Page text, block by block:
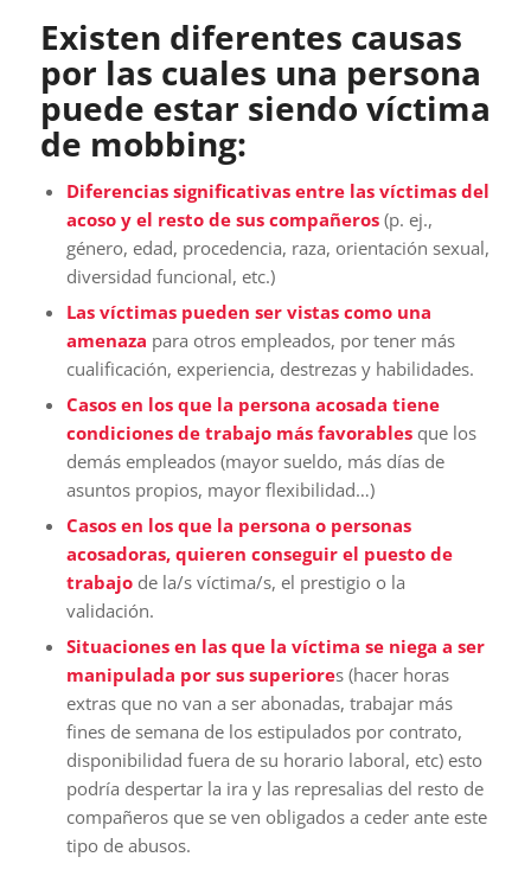
Existen diferentes causas
por las cuales una persona
puede estar siendo víctima
de mobbing:
Diferencias significativas entre las víctimas del
acoso y el resto de sus compañeros (p. ej.,
género, edad, procedencia, raza, orientación sexual,
diversidad funcional, etc.)
Las víctimas pueden ser vistas como una
amenaza para otros empleados, por tener más
cualificación, experiencia, destrezas y habilidades.
Casos en los que la persona acosada tiene
condiciones de trabajo más favorablesque los
demás empleados (mayor sueldo, más días de
asuntos propios, mayor flexibilidad…)
Casos en los que la persona o personas
acosadoras, quieren conseguir el puesto de
trabajo de la/s víctima/s, el prestigio o la
validación.
Situaciones en las que la víctima se niega a ser
manipulada por sus superiores (hacer horas
extras que no van a ser abonadas, trabajar más
fines de semana de los estipulados por contrato,
disponibilidad fuera de su horario laboral, etc) esto
podría despertar la ira y las represalias del resto de
compañeros que se ven obligados a ceder ante este
tipo de abusos.